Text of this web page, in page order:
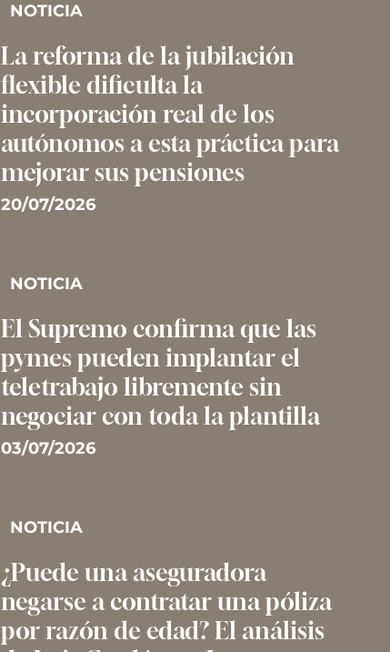
NOTICIA
La reforma de la jubilación
flexible dificulta la
incorporación real de los
autónomos a esta práctica para
mejorar sus pensiones
20/07/2026
NOTICIA
El Supremo confirma que las
pymes pueden implantar el
teletrabajo libremente sin
negociar con toda la plantilla
03/07/2026
NOTICIA
¿Puede una aseguradora
negarse a contratar una póliza
por razón de edad? El análisis